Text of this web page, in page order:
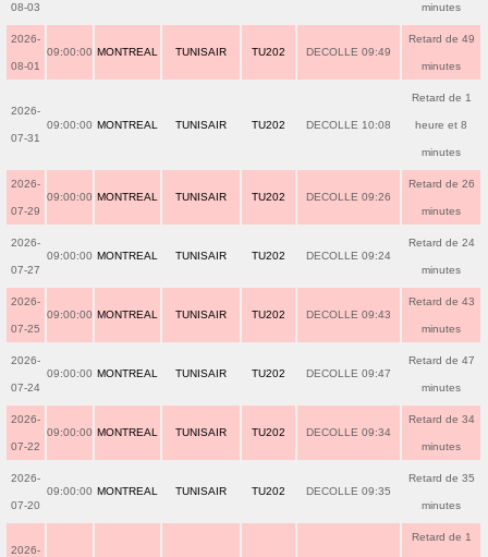
08-03 minutes
2026-
08-01
09:00:00 MONTREAL TUNISAIR TU202 DECOLLE 09:49
Retard de 49
minutes
2026-
07-31
09:00:00 MONTREAL TUNISAIR TU202 DECOLLE 10:08
Retard de 1
heure et 8
minutes
2026-
07-29
09:00:00 MONTREAL TUNISAIR TU202 DECOLLE 09:26
Retard de 26
minutes
2026-
07-27
09:00:00 MONTREAL TUNISAIR TU202 DECOLLE 09:24
Retard de 24
minutes
2026-
07-25
09:00:00 MONTREAL TUNISAIR TU202 DECOLLE 09:43
Retard de 43
minutes
2026-
07-24
09:00:00 MONTREAL TUNISAIR TU202 DECOLLE 09:47
Retard de 47
minutes
2026-
07-22
09:00:00 MONTREAL TUNISAIR TU202 DECOLLE 09:34
Retard de 34
minutes
2026-
07-20
09:00:00 MONTREAL TUNISAIR TU202 DECOLLE 09:35
Retard de 35
minutes
2026-
Retard de 1